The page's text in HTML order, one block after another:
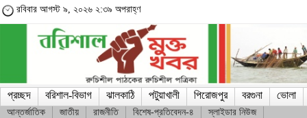
রবিবার আগস্ট ৯, ২০২৬ ২:৩৯ অপরাহ্ণ
প্রচ্ছদ বরিশাল-বিভাগ ঝালকাঠি পটুয়াখালী পিরোজপুর বরগুনা ভোলা
আন্তর্জাতিক জাতীয় রাজনীতি বিশেষ-প্রতিবেদন-৪ স্লাইডার নিউজ